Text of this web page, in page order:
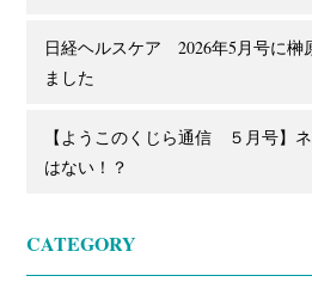
日経ヘルスケア 2026年5月号に榊
ました
【ようこのくじら通信 ５月号】
はない！？
CATEGORY